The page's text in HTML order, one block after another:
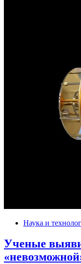
Наука и
Ученые